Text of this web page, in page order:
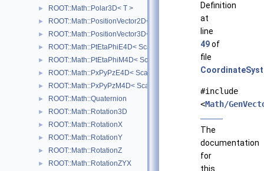
► ROOT::Math::Polar3D< T >
► ROOT::Math::PositionVector2D< CoordSystem, Tag >
► ROOT::Math::PositionVector3D< CoordSystem, Tag >
► ROOT::Math::PtEtaPhiE4D< ScalarType >
► ROOT::Math::PtEtaPhiM4D< ScalarType >
► ROOT::Math::PxPyPzE4D< ScalarType >
► ROOT::Math::PxPyPzM4D< ScalarType >
► ROOT::Math::Quaternion
► ROOT::Math::Rotation3D
► ROOT::Math::RotationX
► ROOT::Math::RotationY
► ROOT::Math::RotationZ
► ROOT::Math::RotationZYX
Definition
at
line
49of
file
#include
<Math/
The
documentation
for
this